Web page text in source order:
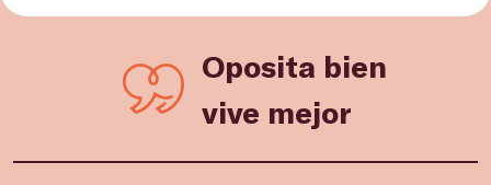
Oposita bien
vive mejor